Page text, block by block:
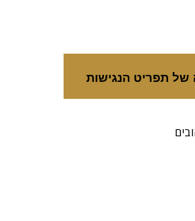
של תפריט הנגישות